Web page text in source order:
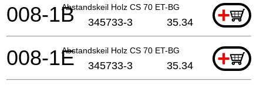
Abstandskeil Holz CS 70 ET-BG +
008-1B 345733-3 35.34
Abstandskeil Holz CS 70 ET-BG +
008-1E 345733-3 35.34